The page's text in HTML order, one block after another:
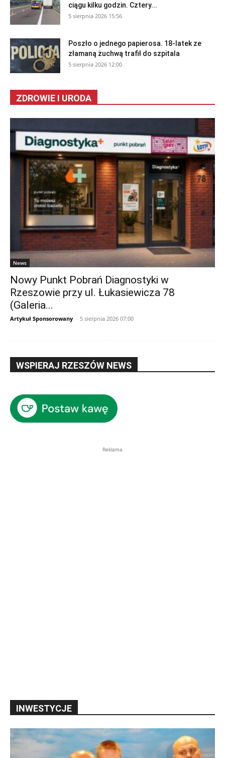
ciągu kilku godzin. Cztery...
5 sierpnia 2026 15:56
Poszło o jednego papierosa. 18-latek ze
złamaną żuchwą trafił do szpitala
5 sierpnia 2026 12:00
ZDROWIE I URODA
News
Nowy Punkt Pobrań Diagnostyki w
Rzeszowie przy ul. Łukasiewicza 78
(Galeria...
Artykuł Sponsorowany - 5 sierpnia 2026 07:00
WSPIERAJ RZESZÓW NEWS
Reklama
INWESTYCJE